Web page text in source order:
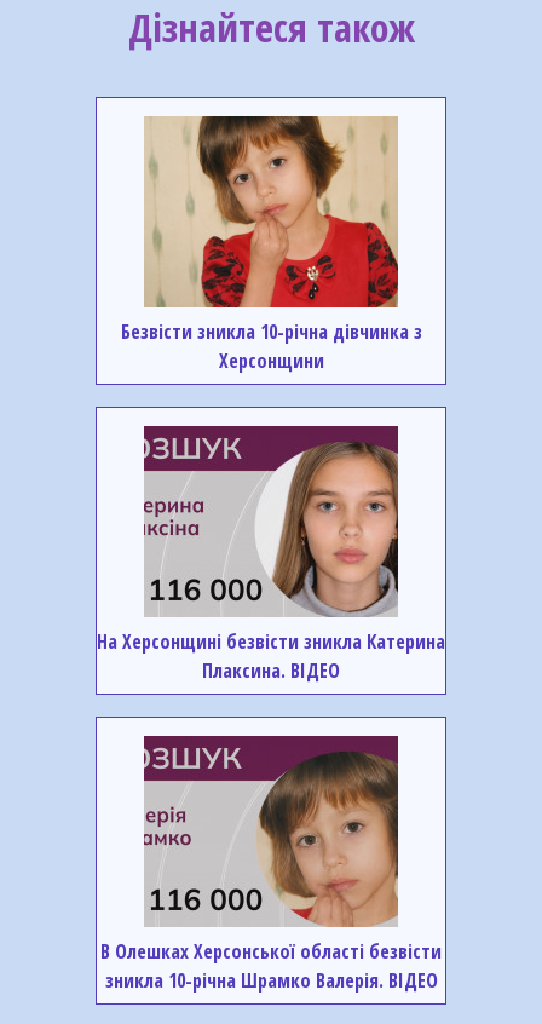
Дізнайтеся також
Безвісти зникла 10-річна дівчинка з
Херсонщини
На Херсонщині безвісти зникла Катерина
Плаксина. ВІДЕО
В Олешках Херсонської області безвісти
зникла 10-річна Шрамко Валерія. ВІДЕО